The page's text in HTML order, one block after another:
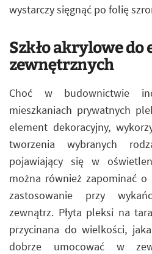
wystarczy sięgnąć po folię
Szkło akrylowe do
zewnętrznych
Choć w budownictwie
mieszkaniach prywatnych
element dekoracyjny,
tworzenia wybranych
pojawiający się w
można również zapominać
zastosowanie przy
zewnątrz. Płyta pleksi na
przycinana do wielkości,
dobrze umocować w